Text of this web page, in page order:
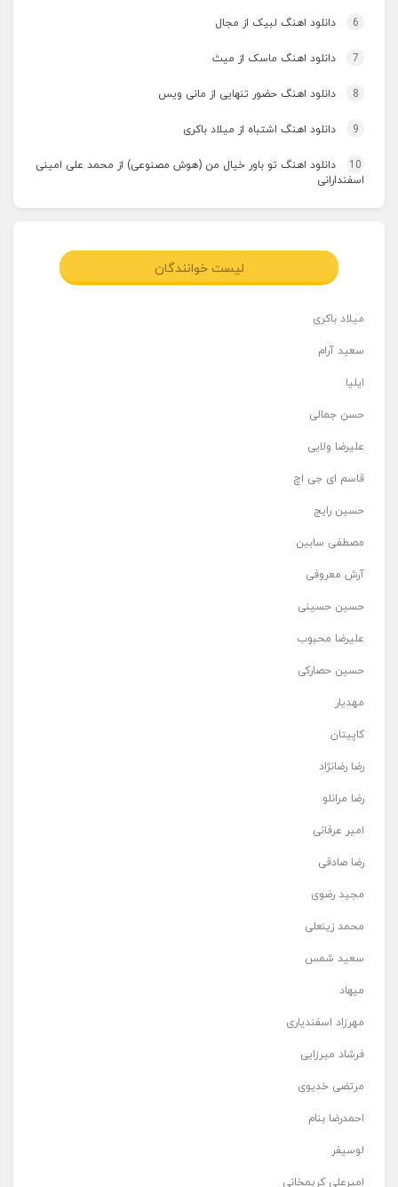
6 دانلود اهنگ لبیک از مجال
7 دانلود اهنگ ماسک از میث
8 دانلود اهنگ حضور تنهایی از مانی ویس
9 دانلود اهنگ اشتباه از میلاد باکری
10
دانلود اهنگ تو باور خیال من (هوش مصنوعی) از محمد علی امینی
اسفندارانی
لیست خوانندگان
میلاد باکری
سعید آرام
ایلیا
حسن جمالی
علیرضا ولایی
قاسم ای جی اچ
حسین رایج
مصطفی سابین
آرش معروفی
حسین حسینی
علیرضا محبوب
حسین حصارکی
مهدیار
کاپیتان
رضا رضانژاد
رضا مرانلو
امیر عرفانی
رضا صادقی
مجید رضوی
محمد زینعلی
سعید شمس
میهاد
مهرزاد اسفندیاری
فرشاد میرزایی
مرتضی خدیوی
احمدرضا بنام
لوسیفر
امیرعلی کریمخانی